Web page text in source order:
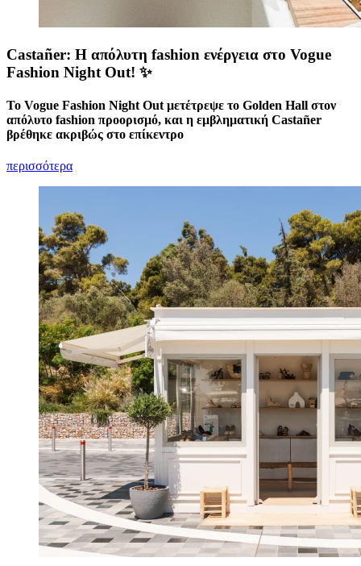
Castañer: Η απόλυτη fashion ενέργεια στο Vogue
Fashion Night Out! ✨
Το Vogue Fashion Night Out μετέτρεψε το Golden Hall στον
απόλυτο fashion προορισμό, και η εμβληματική Castañer
βρέθηκε ακριβώς στο επίκεντρο
περισσότερα